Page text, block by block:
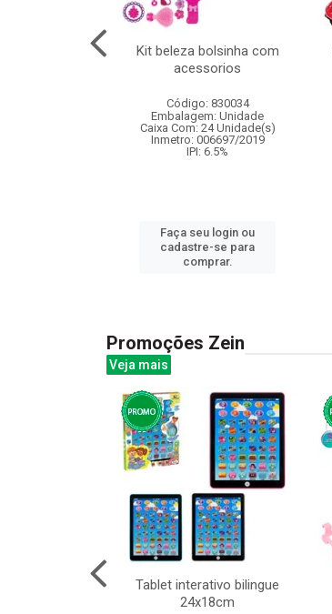
Kit beleza bolsinha com
acessorios
Código: 830034
Embalagem: Unidade
Caixa Com: 24 Unidade(s)
Inmetro: 006697/2019
IPI: 6.5%
Faça seu login ou
cadastre-se para
comprar.
Promoções Zein
Veja mais
Tablet interativo bilingue
24x18cm